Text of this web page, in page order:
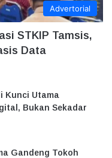
Advertorial
STKIP Tamsis,
Data
Kunci Utama
Bukan Sekadar
Gandeng Tokoh